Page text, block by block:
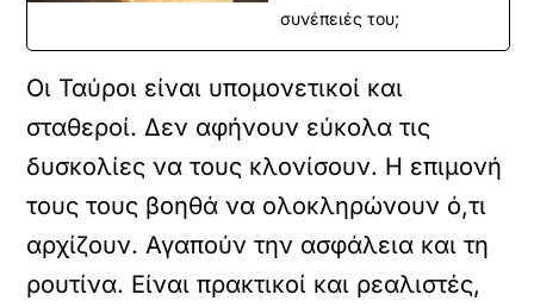
συνέπειές του;
Οι Ταύροι είναι υπομονετικοί και
σταθεροί. Δεν αφήνουν εύκολα τις
δυσκολίες να τους κλονίσουν. Η επιμονή
τους τους βοηθά να ολοκληρώνουν ό,τι
αρχίζουν. Αγαπούν την ασφάλεια και τη
ρουτίνα. Είναι πρακτικοί και ρεαλιστές,